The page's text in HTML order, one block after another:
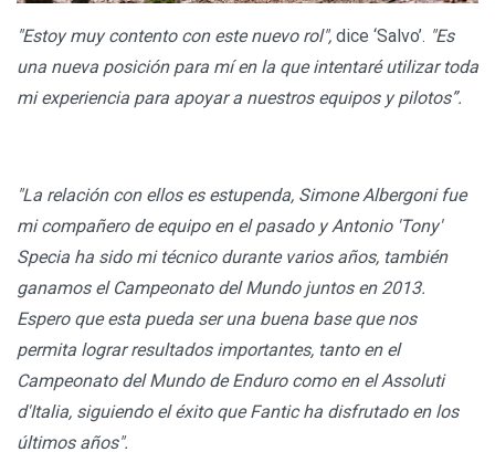
"Estoy muy contento con este nuevo rol", dice ‘Salvo’. "Es
una nueva posición para mí en la que intentaré utilizar toda
mi experiencia para apoyar a nuestros equipos y pilotos”.
"La relación con ellos es estupenda, Simone Albergoni fue
mi compañero de equipo en el pasado y Antonio 'Tony'
Specia ha sido mi técnico durante varios años, también
ganamos el Campeonato del Mundo juntos en 2013.
Espero que esta pueda ser una buena base que nos
permita lograr resultados importantes, tanto en el
Campeonato del Mundo de Enduro como en el Assoluti
d'Italia, siguiendo el éxito que Fantic ha disfrutado en los
últimos años".